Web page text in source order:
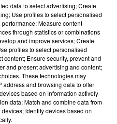
12h38
12h38
data to select advertising; Create
Use profiles to select personalised
Measure content
through statistics or combinations
and improve services; Create
profiles to select personalised
content; Ensure security, prevent and
and present advertising and content;
These technologies may
address and browsing data to offer
based on information actively
data; Match and combine data from
Identify devices based on